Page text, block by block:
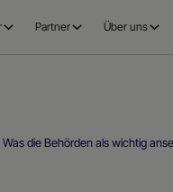
Partner Über uns
Was die Behörden als wichtig